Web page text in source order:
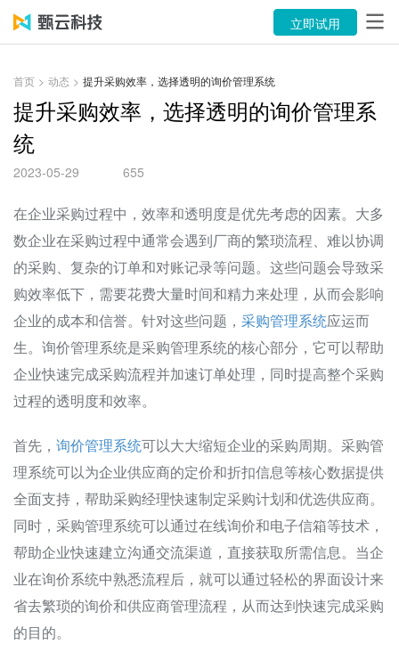
产品
案例
立即试用
售前咨询：400-116-6869
售后服务：400-116-0808
立即试用
首页 > 动态 > 提升采购效率，选择透明的询价管理系统
提升采购效率，选择透明的询价管理系
统
2023-05-29 655
在企业采购过程中，效率和透明度是优先考虑的因素。大多
数企业在采购过程中通常会遇到厂商的繁琐流程、难以协调
的采购、复杂的订单和对账记录等问题。这些问题会导致采
购效率低下，需要花费大量时间和精力来处理，从而会影响
企业的成本和信誉。针对这些问题， 采购管理系统应运而
生。询价管理系统是采购管理系统的核心部分，它可以帮助
企业快速完成采购流程并加速订单处理，同时提高整个采购
过程的透明度和效率。
首先， 询价管理系统可以大大缩短企业的采购周期。采购管
理系统可以为企业供应商的定价和折扣信息等核心数据提供
全面支持，帮助采购经理快速制定采购计划和优选供应商。
同时，采购管理系统可以通过在线询价和电子信箱等技术，
帮助企业快速建立沟通交流渠道，直接获取所需信息。当企
业在询价系统中熟悉流程后，就可以通过轻松的界面设计来
省去繁琐的询价和供应商管理流程，从而达到快速完成采购
的目的。